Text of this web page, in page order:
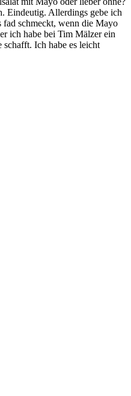
Eindeutig. Allerdings gebe ich
fad schmeckt, wenn die Mayo
ich habe bei Tim Mälzer ein
Ich habe es leicht